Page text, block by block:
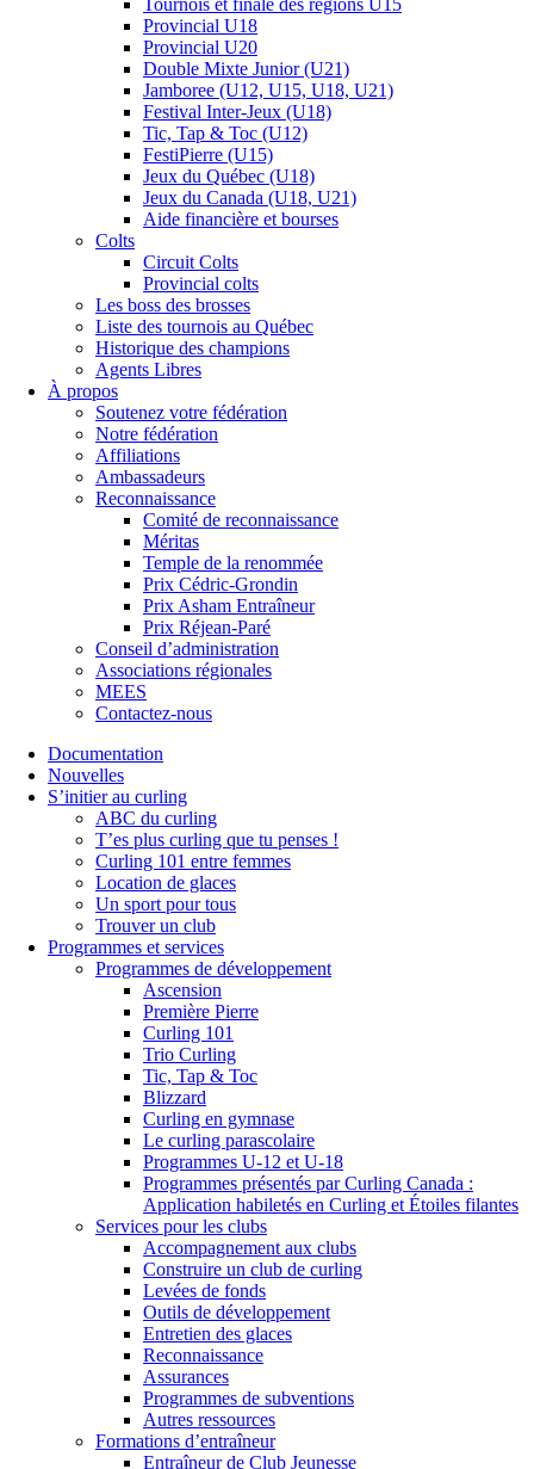
Tournois et finale des régions U15
Provincial U18
Provincial U20
Double Mixte Junior (U21)
Jamboree (U12, U15, U18, U21)
Festival Inter-Jeux (U18)
Tic, Tap & Toc (U12)
FestiPierre (U15)
Jeux du Québec (U18)
Jeux du Canada (U18, U21)
Aide financière et bourses
Colts
Circuit Colts
Provincial colts
Les boss des brosses
Liste des tournois au Québec
Historique des champions
Agents Libres
À propos
Soutenez votre fédération
Notre fédération
Affiliations
Ambassadeurs
Reconnaissance
Comité de reconnaissance
Méritas
Temple de la renommée
Prix Cédric-Grondin
Prix Asham Entraîneur
Prix Réjean-Paré
Conseil d’administration
Associations régionales
MEES
Contactez-nous
Documentation
Nouvelles
S’initier au curling
ABC du curling
T’es plus curling que tu penses !
Curling 101 entre femmes
Location de glaces
Un sport pour tous
Trouver un club
Programmes et services
Programmes de développement
Ascension
Première Pierre
Curling 101
Trio Curling
Tic, Tap & Toc
Blizzard
Curling en gymnase
Le curling parascolaire
Programmes U-12 et U-18
Programmes présentés par Curling Canada :
Application habiletés en Curling et Étoiles filantes
Services pour les clubs
Accompagnement aux clubs
Construire un club de curling
Levées de fonds
Outils de développement
Entretien des glaces
Reconnaissance
Assurances
Programmes de subventions
Autres ressources
Formations d’entraîneur
Entraîneur de Club Jeunesse